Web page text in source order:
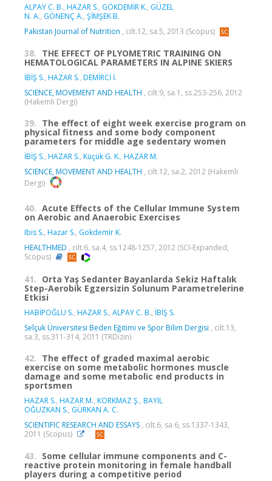
ALPAY C. B., HAZAR S., GÖKDEMİR K., GÜZEL
N. A., GÖNENÇ A., ŞİMŞEK B.
Pakistan Journal of Nutrition , cilt.12, sa.5, 2013 (Scopus)
38. THE EFFECT OF PLYOMETRIC TRAINING ON
HEMATOLOGICAL PARAMETERS IN ALPINE SKIERS
İBİŞ S., HAZAR S., DEMİRCİ İ.
SCIENCE, MOVEMENT AND HEALTH , cilt.9, sa.1, ss.253-256, 2012
(Hakemli Dergi)
39. The effect of eight week exercise program on
physical fitness and some body component
parameters for middle age sedentary women
İBİŞ S., HAZAR S., Küçük G. K., HAZAR M.
SCIENCE, MOVEMENT AND HEALTH , cilt.12, sa.2, 2012 (Hakemli
Dergi)
40. Acute Effects of the Cellular Immune System
on Aerobic and Anaerobic Exercises
Ibis S., Hazar S., Gokdemir K.
HEALTHMED , cilt.6, sa.4, ss.1248-1257, 2012 (SCI-Expanded,
Scopus)
41. Orta Yaş Sedanter Bayanlarda Sekiz Haftalık
Step-Aerobik Egzersizin Solunum Parametrelerine
Etkisi
HABİPOĞLU S., HAZAR S., ALPAY C. B., İBİŞ S.
Selçuk Üniversitesi Beden Eğitimi ve Spor Bilim Dergisi , cilt.13,
sa.3, ss.311-314, 2011 (TRDizin)
42. The effect of graded maximal aerobic
exercise on some metabolic hormones muscle
damage and some metabolic end products in
sportsmen
HAZAR S., HAZAR M., KORKMAZ Ş., BAYIL
OĞUZKAN S., GÜRKAN A. C.
SCIENTIFIC RESEARCH AND ESSAYS , cilt.6, sa.6, ss.1337-1343,
2011 (Scopus)
43. Some cellular immune components and C-
reactive protein monitoring in female handball
players during a competitive period